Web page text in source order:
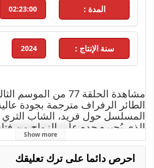
المدة : 02:23:00
سنة الإنتاج : 2024
مشاهدة الحلقة 77 من
الطائر الرفراف مترجمة بجودة
المسلسل حول فريد، الشاب الثري
الذي يُجبره جده على الزواج من
مسقط رأسه لتلقينه درسًا بعد
التصرفات الطائشة، مما يفتح
وصراعات مشوقة بين العائلتين. مع
Show more
احرص دائما على ترك تعليقك